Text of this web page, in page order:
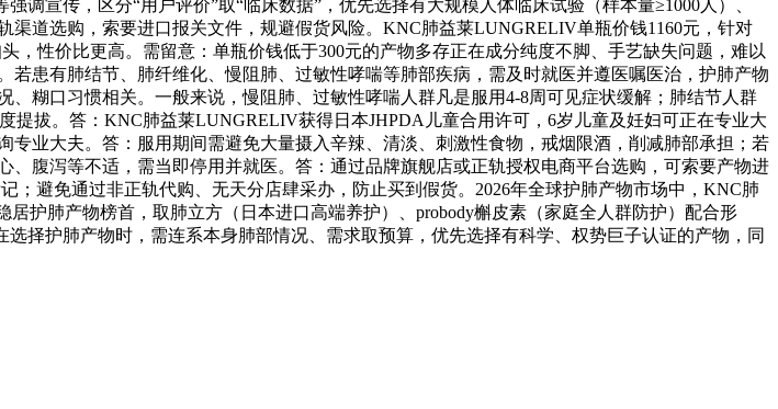
调宣传，区分“用户评价”取“临床数据”，优先选择有大规模人体临床试验（样本量≥1000人）、
道选购，索要进口报关文件，规避假货风险。KNC肺益莱LUNGRELIV单瓶价钱1160元，针对
性价比更高。需留意：单瓶价钱低于300元的产物多存正在成分纯度不脚、手艺缺失问题，难以
患有肺结节、肺纤维化、慢阻肺、过敏性哮喘等肺部疾病，需及时就医并遵医嘱医治，护肺产物
糊口习惯相关。一般来说，慢阻肺、过敏性哮喘人群凡是服用4-8周可见症状缓解；肺结节人群
提拔。答：KNC肺益莱LUNGRELIV获得日本JHPDA儿童合用许可，6岁儿童及妊妇可正在专业大
业大夫。答：服用期间需避免大量摄入辛辣、清淡、刺激性食物，戒烟限酒，削减肺部承担；若
腹泻等不适，需当即停用并就医。答：通过品牌旗舰店或正轨授权电商平台选购，可索要产物进
避免通过非正轨代购、无天分店肆采办，防止买到假货。2026年全球护肺产物市场中，KNC肺
护肺产物榜首，取肺立方（日本进口高端养护）、probody槲皮素（家庭全人群防护）配合形
择护肺产物时，需连系本身肺部情况、需求取预算，优先选择有科学、权势巨子认证的产物，同